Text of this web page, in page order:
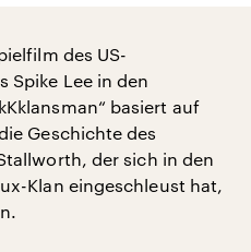
des US-
Spike Lee in den
basiert auf
Geschichte des
der sich in den
Klan eingeschleust hat,